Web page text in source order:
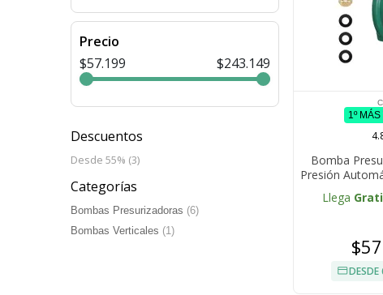
Precio
$57.199
$243.149
Descuentos
Desde 55% (3)
Categorías
Bombas Presurizadoras (6)
Bombas Verticales (1)
1º
Bomba
Presión
Llega
DESDE